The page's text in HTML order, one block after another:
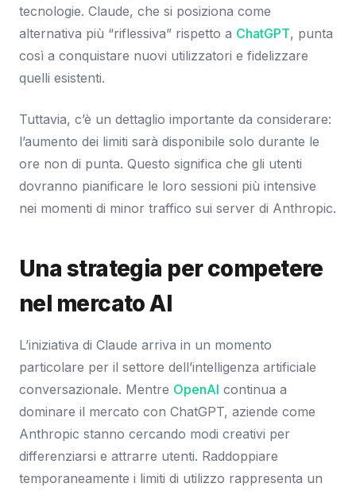
tecnologie. Claude, che si posiziona come
alternativa più “riflessiva” rispetto a ChatGPT, punta
così a conquistare nuovi utilizzatori e fidelizzare
quelli esistenti.
Tuttavia, c’è un dettaglio importante da considerare:
l’aumento dei limiti sarà disponibile solo durante le
ore non di punta. Questo significa che gli utenti
dovranno pianificare le loro sessioni più intensive
nei momenti di minor traffico sui server di Anthropic.
Una strategia per competere
nel mercato AI
L’iniziativa di Claude arriva in un momento
particolare per il settore dell’intelligenza artificiale
conversazionale. Mentre OpenAI continua a
dominare il mercato con ChatGPT, aziende come
Anthropic stanno cercando modi creativi per
differenziarsi e attrarre utenti. Raddoppiare
temporaneamente i limiti di utilizzo rappresenta un